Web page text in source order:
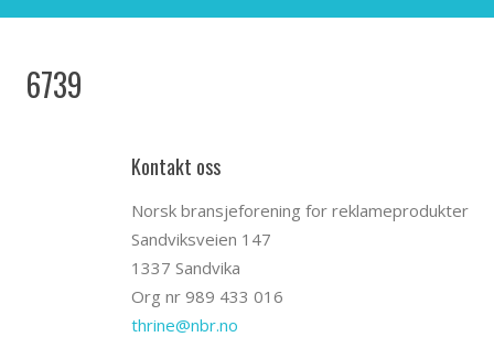
6739
Kontakt oss
Norsk bransjeforening for reklameprodukter
Sandviksveien 147
1337 Sandvika
Org nr 989 433 016
thrine@nbr.no